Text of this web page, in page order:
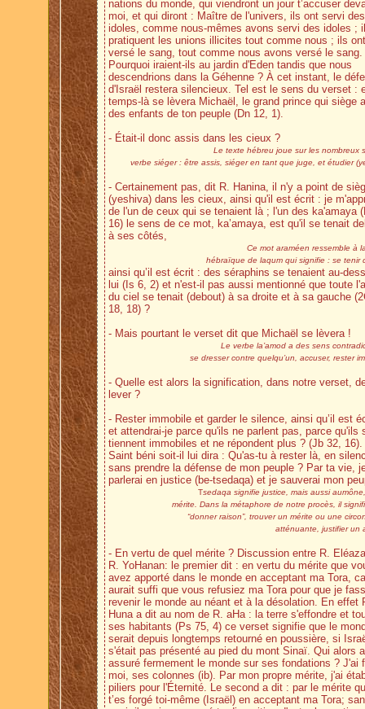
nations du monde, qui viendront un jour t’accuser
moi, et qui diront : Maître de l'univers, ils ont servi des
idoles, comme nous-mêmes avons servi des idoles ;
pratiquent les unions illicites tout comme nous ; ils ont
versé le sang, tout comme nous avons versé le sang.
Pourquoi iraient-ils au jardin d'Eden tandis que nous
descendrions dans la Géhenne ? À cet instant, le
d'Israël restera silencieux. Tel est le sens du verset :
temps-là se lèvera Michaël, le grand prince qui siège
des enfants de ton peuple (Dn 12, 1).
- Était-il donc assis dans les cieux ?
Le texte hébreu joue sur les nombreux
verbe siéger : être assis, siéger en tant que juge, et étudier
- Certainement pas, dit R. Hanina, il n'y a point de
(yeshiva) dans les cieux, ainsi qu'il est écrit : je
de l'un de ceux qui se tenaient là ; l'un des ka'amaya
16) le sens de ce mot, ka’amaya, est qu'il se tenait
à ses côtés,
Ce mot araméen ressemble à
hébraïque de laqum qui signifie : se tenir
ainsi qu’il est écrit : des séraphins se tenaient au-
lui (Is 6, 2) et n'est-il pas aussi mentionné que toute
du ciel se tenait (debout) à sa droite et à sa gauche
18, 18) ?
- Mais pourtant le verset dit que Michaël se lèvera !
Le verbe la’amod a des sens
se dresser contre quelqu’un, accuser, rester
- Quelle est alors la signification, dans notre verset,
lever ?
- Rester immobile et garder le silence, ainsi qu’il est
et attendrai-je parce qu'ils ne parlent pas, parce qu'ils
tiennent immobiles et ne répondent plus ? (Jb 32,
Saint béni soit-il lui dira : Qu'as-tu à rester là, en
sans prendre la défense de mon peuple ? Par ta vie,
parlerai en justice (be-tsedaqa) et je sauverai mon
Tsedaqa signifie justice, mais aussi
mérite. Dans la métaphore de notre procès, il
“donner raison”, trouver un mérite ou une
atténuante, justifier un
- En vertu de quel mérite ? Discussion entre R.
R. YoHanan: le premier dit : en vertu du mérite que
avez apporté dans le monde en acceptant ma Tora,
aurait suffi que vous refusiez ma Tora pour que je
revenir le monde au néant et à la désolation. En effet
Huna a dit au nom de R. aHa : la terre s'effondre et
ses habitants (Ps 75, 4) ce verset signifie que le
serait depuis longtemps retourné en poussière, si
s'était pas présenté au pied du mont Sinaï. Qui alors a
assuré fermement le monde sur ses fondations ? J'ai
moi, ses colonnes (ib). Par mon propre mérite, j'ai
piliers pour l'Éternité. Le second a dit : par le mérite
t’es forgé toi-même (Israël) en acceptant ma Tora;